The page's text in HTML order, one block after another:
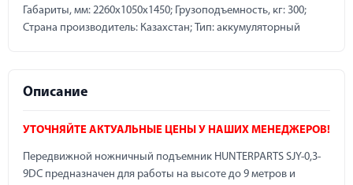
Габариты, мм: 2260х1050х1450; Грузоподъемность, кг: 300;
Страна производитель: Казахстан; Тип: аккумуляторный
Описание
УТОЧНЯЙТЕ АКТУАЛЬНЫЕ ЦЕНЫ У НАШИХ МЕНЕДЖЕРОВ!
Передвижной ножничный подъемник HUNTERPARTS SJY-0,3-
9DC предназначен для работы на высоте до 9 метров и